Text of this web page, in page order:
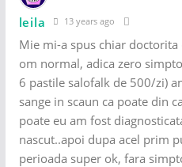
leila 13 years ago
Mie mi-a spus chiar
om normal, adica zero
6 pastile salofalk de 500/zi)
sange in scaun ca poate din
poate eu am fost
nascut..apoi dupa acel prim
perioada super ok, fara